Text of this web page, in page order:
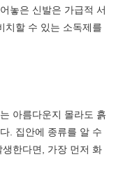
놓은 신발은 가급적 서
치할 수 있는 소독제를
아름다운지 몰라도 흙
. 집안에 종류를 알 수
한다면, 가장 먼저 화